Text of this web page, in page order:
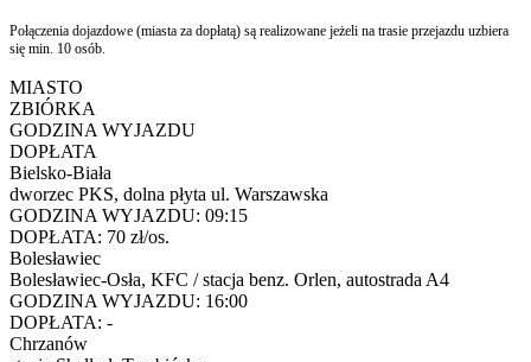
Połączenia dojazdowe (miasta za dopłatą) są realizowane jeżeli na trasie przejazdu uzbiera
się min. 10 osób.
MIASTO
ZBIÓRKA
GODZINA WYJAZDU
DOPŁATA
Bielsko-Biała
dworzec PKS, dolna płyta ul. Warszawska
GODZINA WYJAZDU: 09:15
DOPŁATA: 70 zł/os.
Bolesławiec
Bolesławiec-Osła, KFC / stacja benz. Orlen, autostrada A4
GODZINA WYJAZDU: 16:00
DOPŁATA: -
Chrzanów